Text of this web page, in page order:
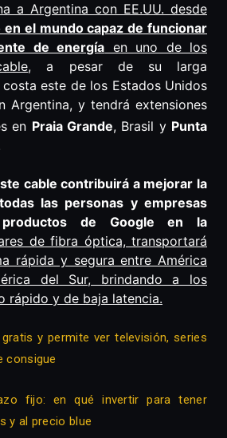
a Argentina con EE.UU. desde
el mundo capaz de funcionar
de energía en uno de los
, a pesar de su larga
este de los Estados Unidos
Argentina, y tendrá extensiones
en Praia Grande, Brasil y Punta
cable contribuirá a mejorar la
las personas y empresas
de Google en la
de fibra óptica, transportará
rápida y segura entre América
del Sur, brindando a los
rápido y de baja latencia.
y permite ver televisión, series
consigue
fijo: en qué invertir para tener
y al precio blue